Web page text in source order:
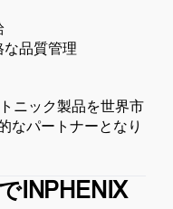
な品質管理
ニック製品を世界市
なパートナーとなり
INPHENIX